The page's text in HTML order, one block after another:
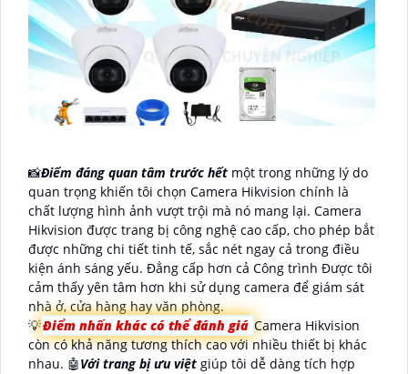
📸Điểm đáng quan tâm trước hết một trong những lý do
quan trọng khiến tôi chọn Camera Hikvision chính là
chất lượng hình ảnh vượt trội mà nó mang lại. Camera
Hikvision được trang bị công nghệ cao cấp, cho phép bắt
được những chi tiết tinh tế, sắc nét ngay cả trong điều
kiện ánh sáng yếu. Đẳng cấp hơn cả Công trình Được tôi
cảm thấy yên tâm hơn khi sử dụng camera để giám sát
nhà ở, cửa hàng hay văn phòng.
💡Điểm nhấn khác có thể đánh giá Camera Hikvision
còn có khả năng tương thích cao với nhiều thiết bị khác
nhau. 🤖️Với trang bị ưu việt giúp tôi dễ dàng tích hợp